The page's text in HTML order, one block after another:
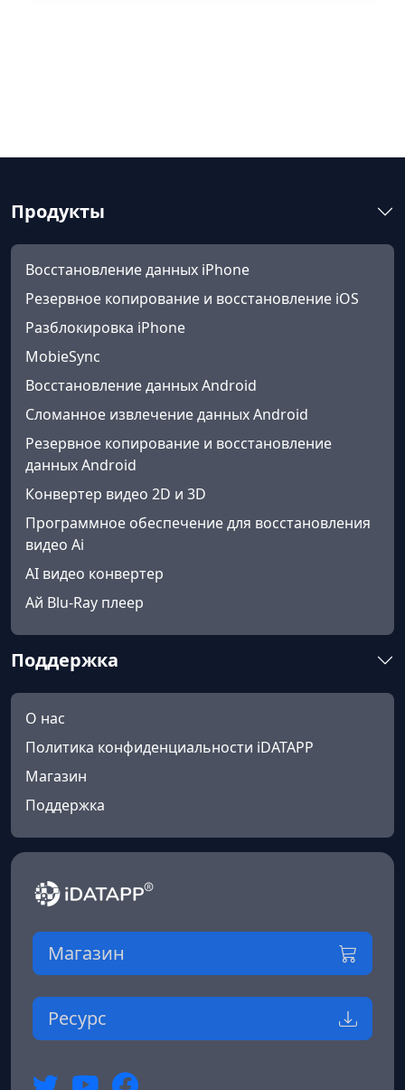
Продукты
Восстановление данных iPhone
Резервное копирование и восстановление iOS
Разблокировка iPhone
MobieSync
Восстановление данных Android
Сломанное извлечение данных Android
Резервное копирование и восстановление
данных Android
Конвертер видео 2D и 3D
Программное обеспечение для восстановления
видео Ai
AI видео конвертер
Ай Blu-Ray плеер
Поддержка
О нас
Политика конфиденциальности iDATAPP
Магазин
Поддержка
Магазин
Ресурс